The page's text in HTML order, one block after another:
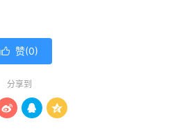
 赞(0)
分享到
  